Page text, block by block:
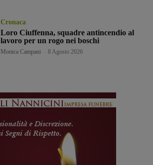
Cronaca
Loro Ciuffenna, squadre antincendio al
lavoro per un rogo nei boschi
Monica Campani 8 Agosto 2026